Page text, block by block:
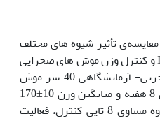
تأثیر شیوه های مختلف
فعالیت ورزشی بر IL-6 و IL-10 و کنترل وزن موش های صحرایی
نر بالغ بود. در این پژوهش تجربی- آزمایشگاهی 40 سر موش
صحرایی نر نژاد ویستار (با سن 8 هفته‌ و میانگین وزن 10±170
گرم)، به طور تصادفی به 5 گروه مساوی 8 تایی کنترل، فعالیت